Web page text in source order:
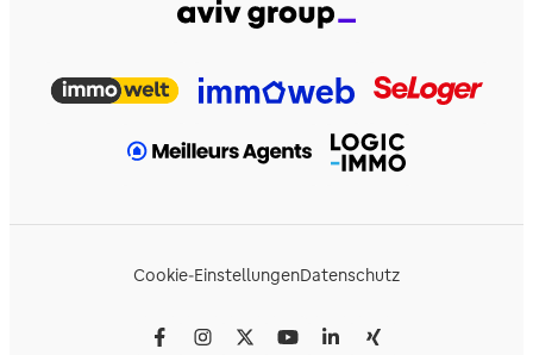
Cookie-EinstellungenDatenschutz